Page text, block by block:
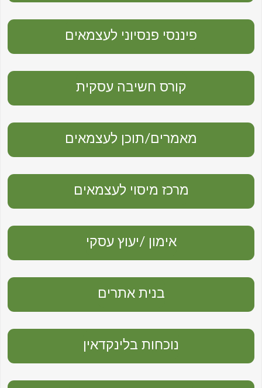
פיננסי פנסיוני לעצמאים
קורס חשיבה עסקית
מאמרים/תוכן לעצמאים
מרכז מיסוי לעצמאים
אימון /יעוץ עסקי
בנית אתרים
נוכחות בלינקדאין